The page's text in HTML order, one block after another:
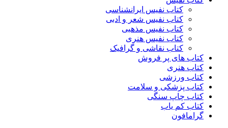
کتاب نفیس ایرانشناسی
کتاب نفیس شعر و ادبی
کتاب نفیس مذهبی
کتاب نفیس هنری
کتاب نقاشی و گرافیک
کتاب های پر فروش
کتاب هنری
کتاب ورزشی
کتاب پزشکی و سلامت
کتاب چاپ سنگی
کتاب کم یاب
گرامافون